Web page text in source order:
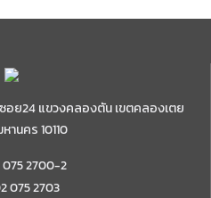
อย24 แขวงคลองตัน เขตคลองเตย
านคร 10110
2700-2
075 2703